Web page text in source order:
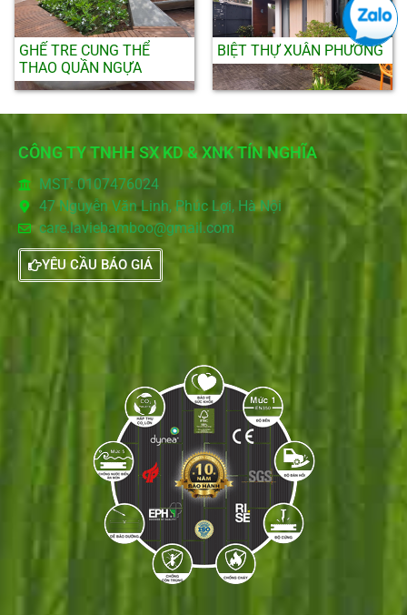
GHẾ TRE CUNG THỂ
THAO QUẦN NGỰA
BIỆT THỰ XUÂN PHƯƠNG
CÔNG TY TNHH SX KD & XNK TÍN NGHĨA
MST: 0107476024
47 Nguyễn Văn Linh, Phúc Lợi, Hà Nội
care.laviebamboo@gmail.com
YÊU CẦU BÁO GIÁ